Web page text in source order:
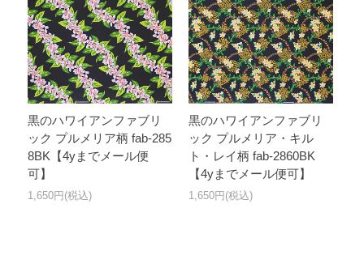
黒のハワイアンファブリ
ック プルメリア柄 fab-285
8BK【4yまでメール便
可】
1,650円(税込)
黒のハワイアンファブリ
ック プルメリア・キル
ト・レイ柄 fab-2860BK
【4yまでメール便可】
1,650円(税込)